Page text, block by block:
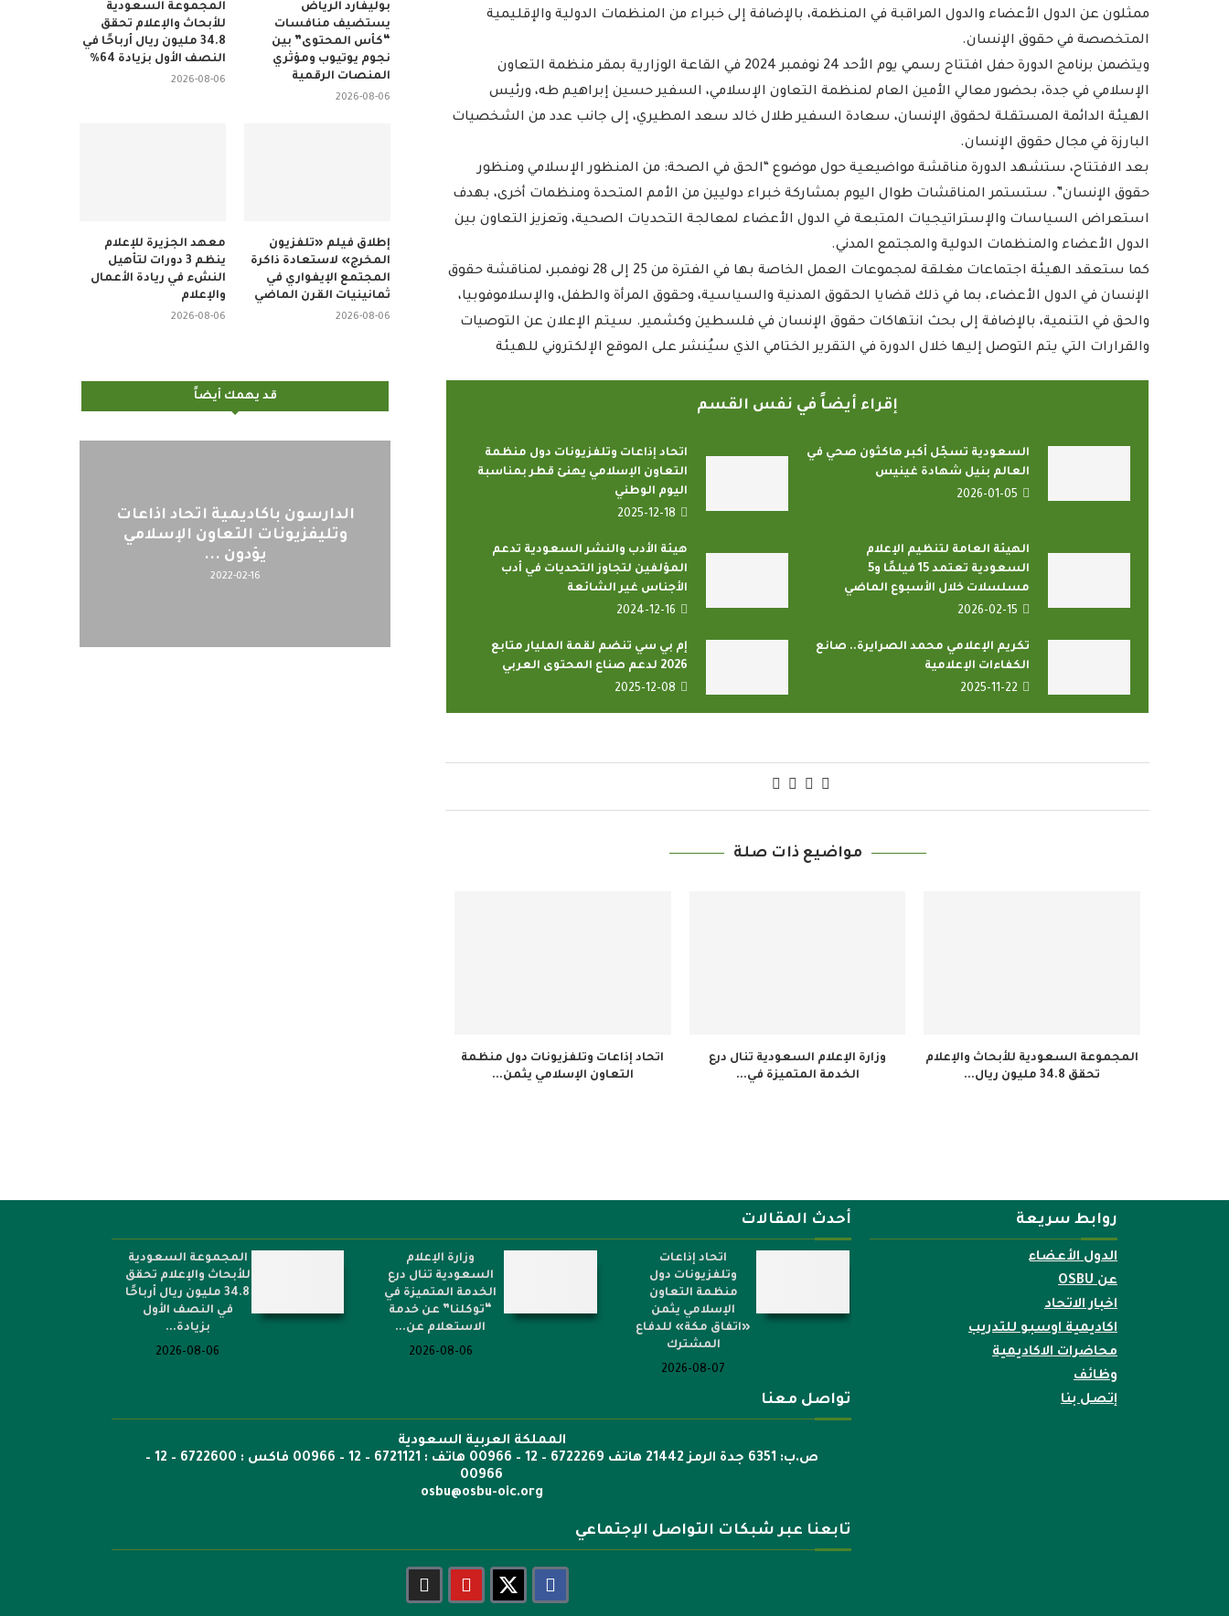
ممثلون عن الدول الأعضاء والدول المراقبة في المنظمة، بالإضافة إلى خبراء من المنظمات الدولية والإقليمية
المتخصصة في حقوق الإنسان.
ويتضمن برنامج الدورة حفل افتتاح رسمي يوم الأحد 24 نوفمبر 2024 في القاعة الوزارية بمقر منظمة التعاون
الإسلامي في جدة، بحضور معالي الأمين العام لمنظمة التعاون الإسلامي، السفير حسين إبراهيم طه، ورئيس
الهيئة الدائمة المستقلة لحقوق الإنسان، سعادة السفير طلال خالد سعد المطيري، إلى جانب عدد من الشخصيات
البارزة في مجال حقوق الإنسان.
بعد الافتتاح، ستشهد الدورة مناقشة مواضيعية حول موضوع “الحق في الصحة: من المنظور الإسلامي ومنظور
حقوق الإنسان”. ستستمر المناقشات طوال اليوم بمشاركة خبراء دوليين من الأمم المتحدة ومنظمات أخرى، بهدف
استعراض السياسات والإستراتيجيات المتبعة في الدول الأعضاء لمعالجة التحديات الصحية، وتعزيز التعاون بين
الدول الأعضاء والمنظمات الدولية والمجتمع المدني.
كما ستعقد الهيئة اجتماعات مغلقة لمجموعات العمل الخاصة بها في الفترة من 25 إلى 28 نوفمبر، لمناقشة حقوق
الإنسان في الدول الأعضاء، بما في ذلك قضايا الحقوق المدنية والسياسية، وحقوق المرأة والطفل، والإسلاموفوبيا،
والحق في التنمية، بالإضافة إلى بحث انتهاكات حقوق الإنسان في فلسطين وكشمير. سيتم الإعلان عن التوصيات
والقرارات التي يتم التوصل إليها خلال الدورة في التقرير الختامي الذي سيُنشر على الموقع الإلكتروني للهيئة
إقراء أيضاً في نفس القسم
السعودية تسجّل أكبر هاكثون صحي في
العالم بنيل شهادة غينيس
2026-01-05
اتحاد إذاعات وتلفزيونات دول منظمة
التعاون الإسلامي يهنئ قطر بمناسبة
اليوم الوطني
2025-12-18
الهيئة العامة لتنظيم الإعلام
السعودية تعتمد 15 فيلمًا و5
مسلسلات خلال الأسبوع الماضي
2026-02-15
هيئة الأدب والنشر السعودية تدعم
المؤلفين لتجاوز التحديات في أدب
الأجناس غير الشائعة
2024-12-16
تكريم الإعلامي محمد الصرايرة.. صانع
الكفاءات الإعلامية
2025-11-22
إم بي سي تنضم لقمة المليار متابع
2026 لدعم صناع المحتوى العربي
2025-12-08
مواضيع ذات صلة
اتحاد إذاعات وتلفزيونات دول منظمة
التعاون الإسلامي يثمن...
وزارة الإعلام السعودية تنال درع
الخدمة المتميزة في...
المجموعة السعودية للأبحاث والإعلام
تحقق 34.8 مليون ريال...
المجموعة السعودية
للأبحاث والإعلام تحقق
34.8 مليون ريال أرباحًا في
النصف الأول بزيادة 64%
2026-08-06
بوليفارد الرياض
يستضيف منافسات
“كأس المحتوى” بين
نجوم يوتيوب ومؤثري
المنصات الرقمية
2026-08-06
معهد الجزيرة للإعلام
ينظم 3 دورات لتأهيل
النشء في ريادة الأعمال
والإعلام
2026-08-06
إطلاق فيلم «تلفزيون
المخرج» لاستعادة ذاكرة
المجتمع الإيفواري في
ثمانينيات القرن الماضي
2026-08-06
قد يهمك أيضاً
الدارسون باكاديمية اتحاد اذاعات
وتليفزيونات التعاون الإسلامي
يؤدون ...
2022-02-16
روابط سريعة
الدول الأعضاء
عن OSBU
اخبار الاتحاد
اكاديمية اوسبو للتدريب
محاضرات الاكاديمية
وظائف
إتصل بنا
أحدث المقالات
اتحاد إذاعات
وتلفزيونات دول
منظمة التعاون
الإسلامي يثمن
«اتفاق مكة» للدفاع
المشترك
2026-08-07
وزارة الإعلام
السعودية تنال درع
الخدمة المتميزة في
“توكلنا” عن خدمة
الاستعلام عن...
2026-08-06
المجموعة السعودية
للأبحاث والإعلام تحقق
34.8 مليون ريال أرباحًا
في النصف الأول
بزيادة...
2026-08-06
تواصل معنا
المملكة العربية السعودية
ص.ب: 6351 جدة الرمز 21442 هاتف 6722269 – 12 – 00966 هاتف : 6721121 – 12 – 00966 فاكس : 6722600 – 12 –
00966
osbu@osbu-oic.org
تابعنا عبر شبكات التواصل الإجتماعي